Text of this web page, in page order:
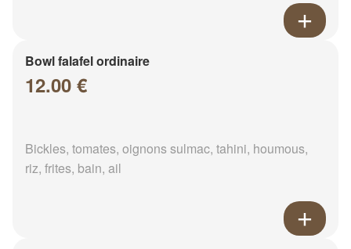
Bowl falafel ordinaire
12.00 €
Bickles, tomates, oignons sulmac, tahini, houmous,
riz, frites, bain, ail